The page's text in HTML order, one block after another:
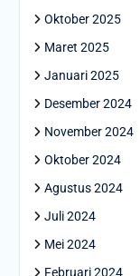
Oktober 2025
Maret 2025
Januari 2025
Desember 2024
November 2024
Oktober 2024
Agustus 2024
Juli 2024
Mei 2024
Februari 2024